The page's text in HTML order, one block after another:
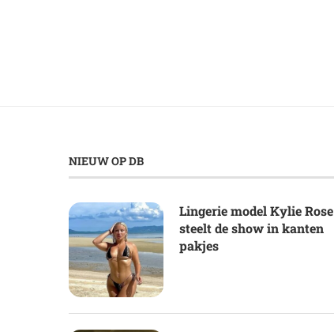
NIEUW OP DB
Lingerie model Kylie Rose
steelt de show in kanten
pakjes